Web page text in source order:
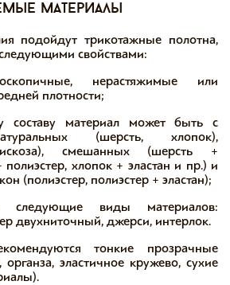
материалы
подойдут трикотажные полотна,
свойствами:
нерастяжимые или
плотности;
составу материал может быть с
(шерсть, хлопок),
смешанных (шерсть +
полиэстер, хлопок + эластан и пр.) и
(полиэстер, полиэстер + эластан);
следующие виды материалов:
двухниточный, джерси, интерлок.
тонкие прозрачные
эластичное кружево, сухие